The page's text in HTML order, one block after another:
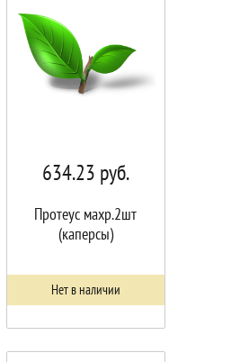
634.23 руб.
Протеус махр.2шт
(каперсы)
Нет в наличии